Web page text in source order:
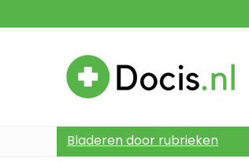
Bladeren door rubrieken